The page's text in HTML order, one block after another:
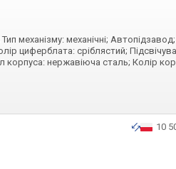
механізму: механічні; Автопідзавод;
циферблата: сріблястий;
корпуса: нержавіюча сталь; Колір
10